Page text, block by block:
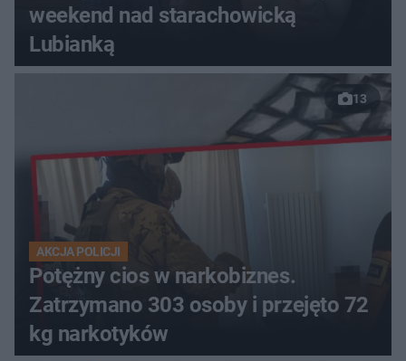
weekend nad starachowicką
Lubianką
13
AKCJA POLICJI
Potężny cios w narkobiznes.
Zatrzymano 303 osoby i przejęto 72
kg narkotyków